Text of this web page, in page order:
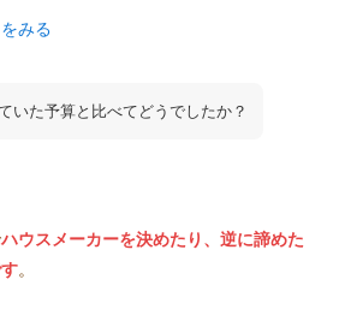
みる
いた予算と比べてどうでしたか？
ハウスメーカーを決めたり、逆に諦めた
。